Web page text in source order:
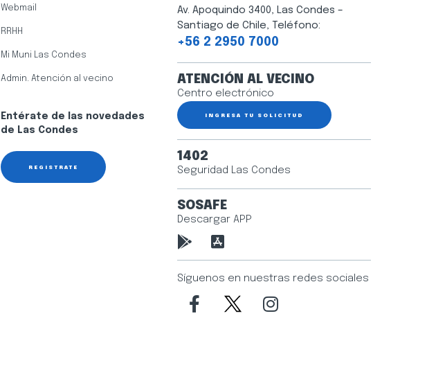
Webmail
RRHH
Mi Muni Las Condes
Admin. Atención al vecino
Entérate de las novedades
de Las Condes
REGÍSTRATE
Av. Apoquindo 3400, Las Condes –
Santiago de Chile, Teléfono:
+56 2 2950 7000
ATENCIÓN AL VECINO
Centro electrónico
INGRESA TU SOLICITUD
1402
Seguridad Las Condes
SOSAFE
Descargar APP
Síguenos en nuestras redes sociales